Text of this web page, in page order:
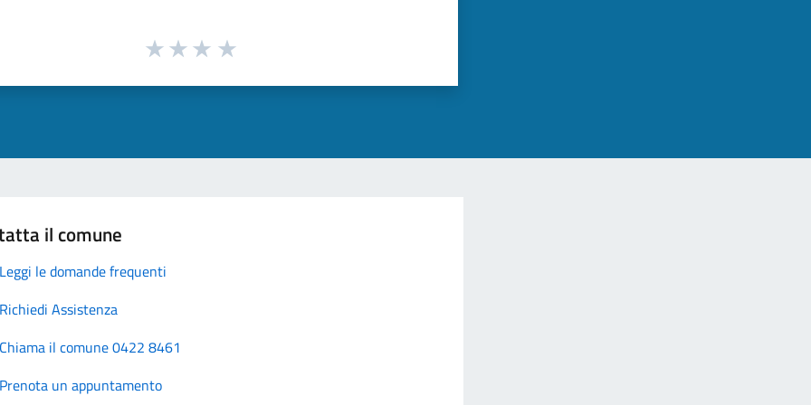
il comune
Leggi le domande frequenti
Richiedi Assistenza
Chiama il comune 0422 8461
Prenota un appuntamento